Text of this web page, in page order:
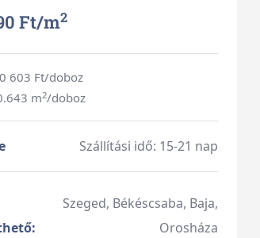
Ft/m2
603 Ft/doboz
m2/doboz
Szállítási idő: 15-21 nap
Szeged, Békéscsaba, Baja,
Orosháza